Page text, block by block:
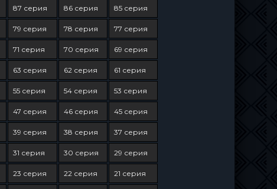
87 серия 86 серия 85 серия
79 серия 78 серия 77 серия
71 серия 70 серия 69 серия
63 серия 62 серия 61 серия
55 серия 54 серия 53 серия
47 серия 46 серия 45 серия
39 серия 38 серия 37 серия
31 серия 30 серия 29 серия
23 серия 22 серия 21 серия